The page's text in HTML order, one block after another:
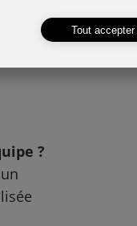
?
Tout accepter